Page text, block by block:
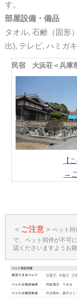
す。
部屋設備・備品
タオル, 石鹸（固形
出), テレビ, ハミガ
民宿 大浜荘＜兵庫
【
→
＜ ご注意＞ ペット同
で、ペット同伴が不可
認くださいますようお